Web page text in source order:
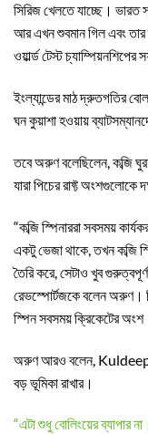
সিরিজ খেলতে যাচ্ছে। ভারত
আর এখন শুবমান গিল এবং তার
ওয়ার্ল্ড টেস্ট
ইংল্যান্ডের মাঠ দ্রুতগতির
ঘন কুয়াশা হওয়ায়
তবে অরুণ বলেছিলেন, কব্জি
যারা পিচের রাফ্ট অংশগুলোকে
“কব্জি স্পিনাররা সবসময়
একটু ভেজা থাকে, তখন কব্জি
তৈরি করে, সেটাও খুব
রেভস্পোর্টজকে বলেন অরুণ।
স্পিন সবসময় ক্রিকেটের
অরুণ আরও বলেন, Kuldeep
বড় ভূমিকা রাখার।
“এটা শুধু বোলিংয়ের ব্যাপার